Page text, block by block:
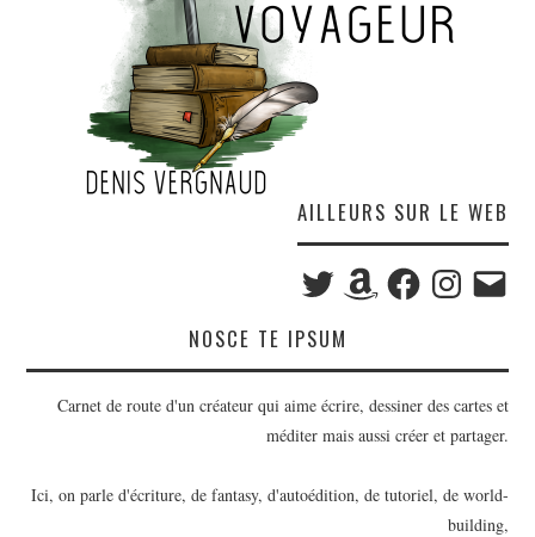
AILLEURS SUR LE WEB
Twitter AmazonFacebookInstagram
E-
mail
NOSCE TE IPSUM
Carnet de route d'un créateur qui aime écrire, dessiner des cartes et
méditer mais aussi créer et partager.
Ici, on parle d'écriture, de fantasy, d'autoédition, de tutoriel, de world-
building,